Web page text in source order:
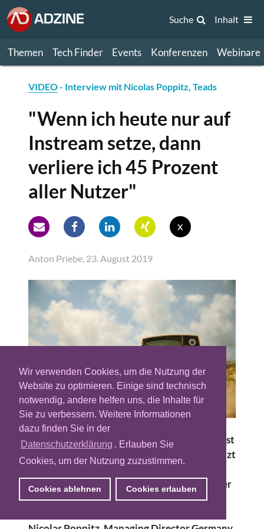
Wir verwenden Cookies, um die Nutzung der
Website zu optimieren. Einige sind technisch
notwendig, andere helfen uns, die Inhalte für
Sie zu verbessern. Weitere Informationen
dazu finden Sie in der
Datenschutzerklärung . Erlauben Sie
Cookies, um der Nutzung zuzustimmen.
Cookies ablehnen Cookies erlauben
Themen Tech Finder Events Konferenzen Webinare
Suche Inhalt
VIDEO- Interview mit Nicolas Poppitz, Teads
"Wenn ich heute nur auf
Instream setze, dann
verliere ich 45 Prozent
aller Nutzer"
x
Anton Priebe, 23. August 2019
Das Inventar für Video Advertising im Netz ist
knapp, guter Bewegtbild-Content ist begrenzt
und Instream-Werbung daher
verhältnismäßig teuer. Outstream bietet hier
eine alternative Lösung, indem Inventar im